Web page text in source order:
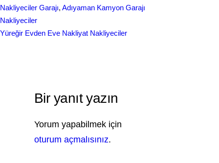
o
o
k
d
n
e
Nakliyeciler Garajı, Adıyaman Kamyon Garajı
Nakliyeciler
Yüreğir Evden Eve Nakliyat Nakliyeciler
Bir yanıt yazın
Yorum yapabilmek için
oturum açmalısınız.